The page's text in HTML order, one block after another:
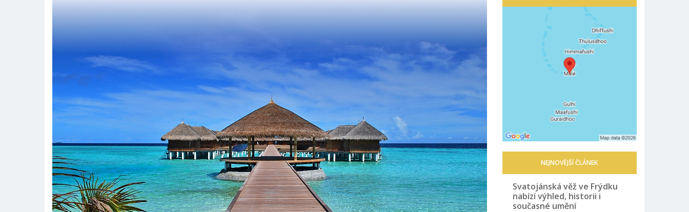
NEJNOVĚJŠÍ ČLÁNEK
Svatojánská věž ve Frýdku
nabízí výhled, historii i
současné umění